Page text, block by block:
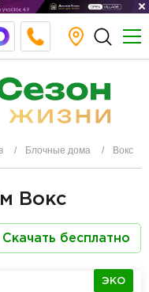
Блочные дома Вокс
Вокс
Скачать бесплатно
ЭКО